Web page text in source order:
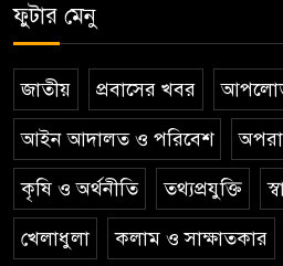
ফুটার মেনু
জাতীয় প্রবাসের খবর
আইন আদালত ও পরিবেশ
কৃষি ও অর্থনীতি তথ্যপ্রযুক্তি
খেলাধুলা কলাম ও সাক্ষাতকার